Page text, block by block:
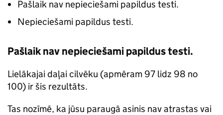
Pašlaik nav nepieciešami papildus testi.
Nepieciešami papildus testi.
Pašlaik nav nepieciešami papildus testi.
Lielākajai daļai cilvēku (apmēram 97 lidz 98 no
100) ir šis rezultāts.
Tas nozīmē, ka jūsu paraugā asinis nav atrastas vai